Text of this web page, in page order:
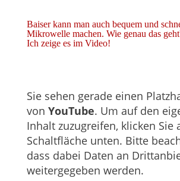
Baiser kann man auch bequem und
Mikrowelle machen. Wie genau das
Ich zeige es im Video!
Sie sehen gerade einen
von YouTube. Um auf den
Inhalt zuzugreifen, klicken Sie
Schaltfläche unten. Bitte
dass dabei Daten an
weitergegeben werden.